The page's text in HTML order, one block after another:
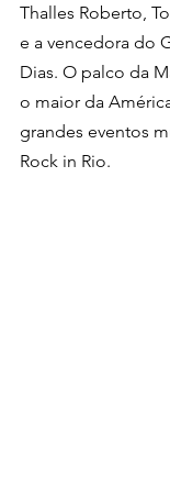
Thalles Roberto,
e a vencedora do
Dias. O palco da
o maior da
grandes eventos
Rock in Rio.